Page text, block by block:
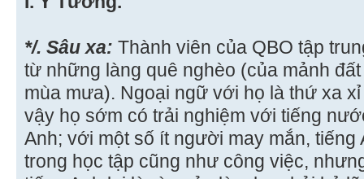
*/. Sâu xa: Thành viên của QBO tập
từ những làng quê nghèo (của mảnh
mùa mưa). Ngoại ngữ với họ là thứ xa
vậy họ sớm có trải nghiệm với tiếng
Anh; với một số ít người may mắn, tiếng
trong học tập cũng như công việc,